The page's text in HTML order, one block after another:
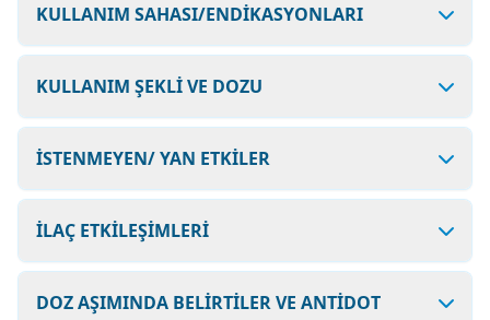
KULLANIM SAHASI/ENDİKASYONLARI
KULLANIM ŞEKLİ VE DOZU
İSTENMEYEN/ YAN ETKİLER
İLAÇ ETKİLEŞİMLERİ
DOZ AŞIMINDA BELİRTİLER VE ANTİDOT